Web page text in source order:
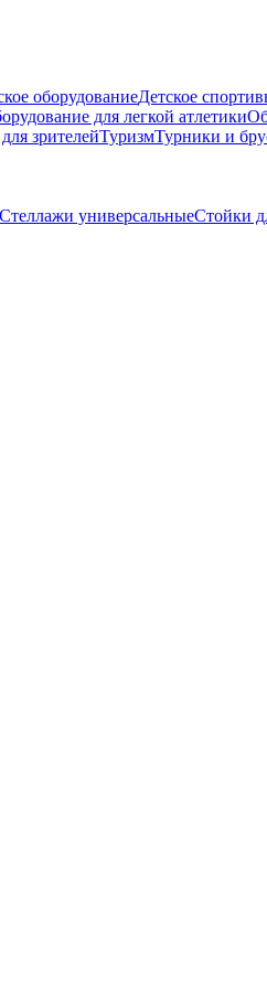
оборудованиеДетское
для легкой атлетики
зрителейТуризмТурники и
Стеллажи универсальныеСтойки